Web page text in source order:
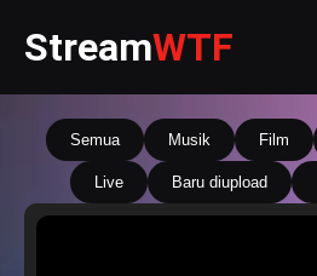
StreamWTF
Semua Musik Film
Live Baru diupload